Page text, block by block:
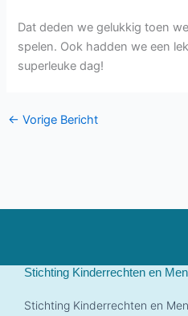
Dat deden we gelukkig toen
spelen. Ook hadden we een
superleuke dag!
← Vorige Bericht
Stichting Kinderrechten en
Stichting Kinderrechten en